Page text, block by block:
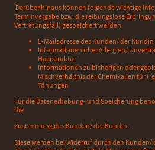
Darüber hinaus können folgende wichtige
Terminvergabe bzw. die reibungslose
Vertretungsfall) gespeichert werden.
E-Mailadresse des Kunden/ der Kundin
Informationen über Allergien/
Haarstruktur
Informationen zu bisherigen oder
Mischverhältnis der Chemikalien für
Tönungen
Für die Datenerhebung- und Speicherung
die
Zustimmung des Kunden/ der Kundin.
Diese werden bei Widerruf durch den